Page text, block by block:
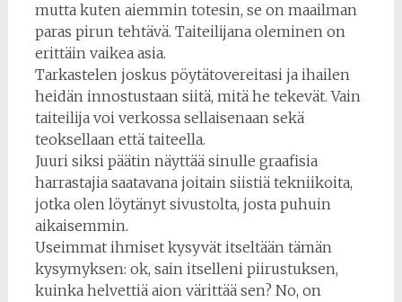
mutta kuten aiemmin totesin, se on maailman
paras pirun tehtävä. Taiteilijana oleminen on
erittäin vaikea asia.
Tarkastelen joskus pöytätovereitasi ja ihailen
heidän innostustaan ​​siitä, mitä he tekevät. Vain
taiteilija voi verkossa sellaisenaan sekä
teoksellaan että taiteella.
Juuri siksi päätin näyttää sinulle graafisia
harrastajia saatavana joitain siistiä tekniikoita,
jotka olen löytänyt sivustolta, josta puhuin
aikaisemmin.
Useimmat ihmiset kysyvät itseltään tämän
kysymyksen: ok, sain itselleni piirustuksen,
kuinka helvettiä aion värittää sen? No, on